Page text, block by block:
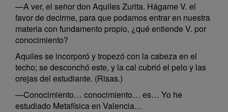
—A ver, el señor don Aquiles Zurita. Hágame V. el
favor de decirme, para que podamos entrar en nuestra
materia con fundamento propio, ¿qué entiende V. por
conocimiento?
Aquiles se incorporó y tropezó con la cabeza en el
techo; se desconchó este, y la cal cubrió el pelo y las
orejas del estudiante. (Risas.)
—Conocimiento… conocimiento… es… Yo he
estudiado Metafísica en Valencia…